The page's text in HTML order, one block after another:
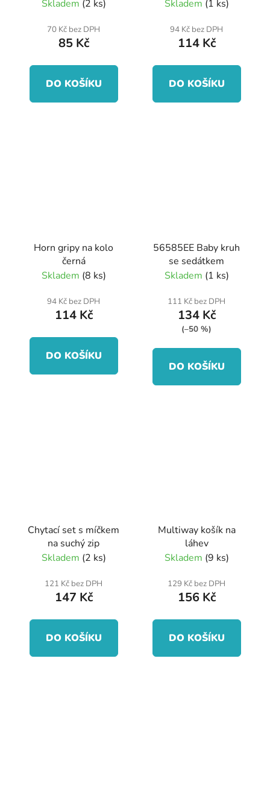
Skladem (2 ks)
70 Kč bez DPH
85 Kč
DO KOŠÍKU
Skladem (1 ks)
94 Kč bez DPH
114 Kč
DO KOŠÍKU
Horn gripy na kolo
černá
Skladem (8 ks)
94 Kč bez DPH
114 Kč
DO KOŠÍKU
56585EE Baby kruh
se sedátkem
Skladem (1 ks)
111 Kč bez DPH
134 Kč
(–50 %)
DO KOŠÍKU
Chytací set s míčkem
na suchý zip
Skladem (2 ks)
121 Kč bez DPH
147 Kč
DO KOŠÍKU
Multiway košík na
láhev
Skladem (9 ks)
129 Kč bez DPH
156 Kč
DO KOŠÍKU